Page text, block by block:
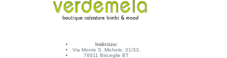
Indirizzo:
Via Monte S. Michele, 31/33,
76011 Bisceglie BT